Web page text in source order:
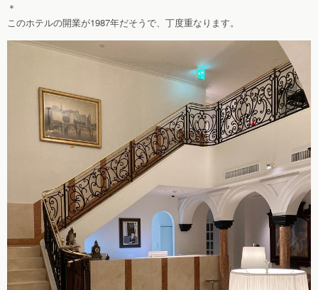
＊
このホテルの開業が1987年だそうで、丁度重なります。